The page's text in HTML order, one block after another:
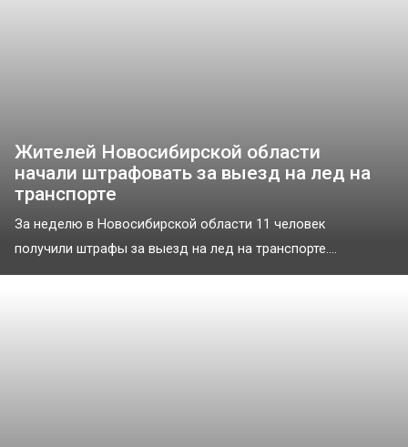
Жителей Новосибирской области
начали штрафовать за выезд на лед на
транспорте
За неделю в Новосибирской области 11 человек
получили штрафы за выезд на лед на транспорте....